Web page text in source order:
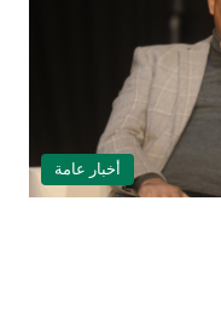
أخبار عامة